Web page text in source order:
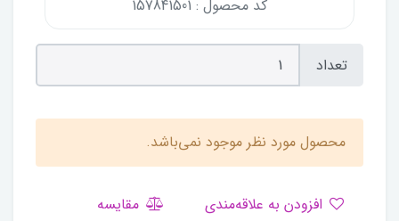
کد محصول : 157841501
تعداد
محصول مورد نظر موجود نمی‌باشد.
مقایسه